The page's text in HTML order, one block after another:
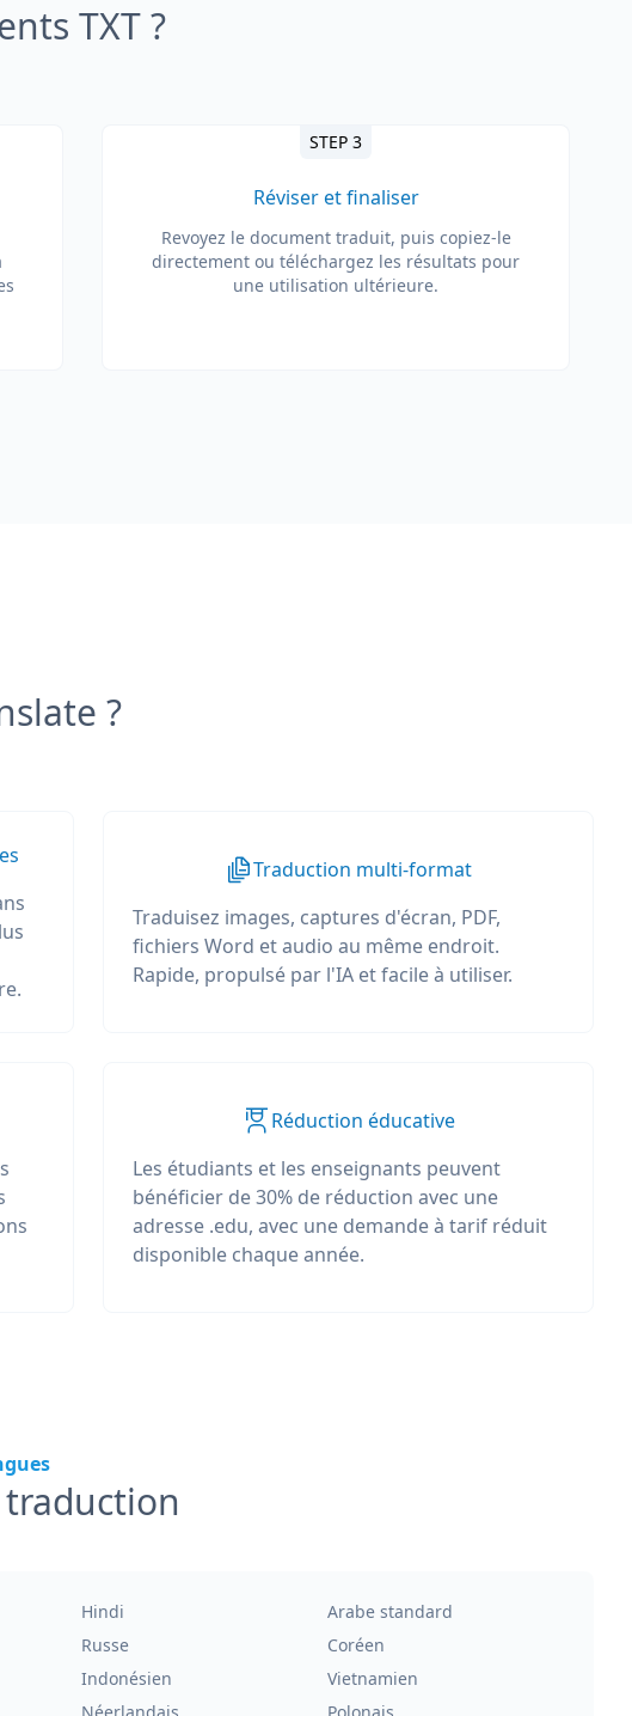
TXT ?
STEP 3
Réviser et finaliser
Revoyez le document traduit, puis copiez-le
directement ou téléchargez les résultats pour
une utilisation ultérieure.
?
Traduction multi-format
Traduisez images, captures d'écran, PDF,
fichiers Word et audio au même endroit.
Rapide, propulsé par l'IA et facile à utiliser.
Réduction éducative
Les étudiants et les enseignants peuvent
bénéficier de 30% de réduction avec une
adresse .edu, avec une demande à tarif réduit
disponible chaque année.
Hindi
Arabe standard
Russe
Coréen
Indonésien
Vietnamien